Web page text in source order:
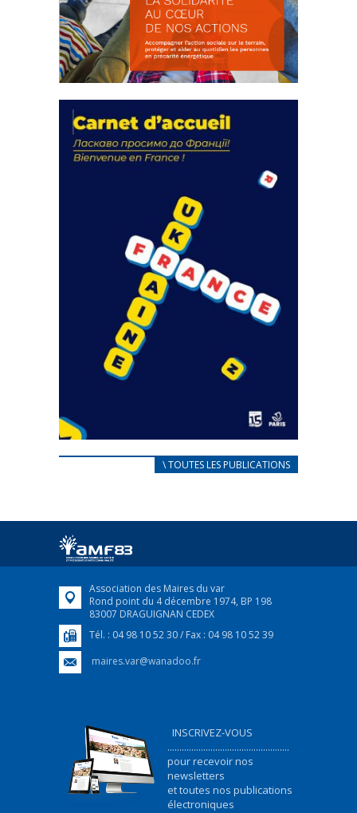
actions
18 septembre 2023
FEUILLETER
CARNET D’ACCUEIL
Afin d’accompagner au mieux les réfugiés
FEUILLETER
\ TOUTES LES PUBLICATIONS
Association des Maires du var
Rond point du 4 décembre 1974, BP 198
83007 DRAGUIGNAN CEDEX
Tél. : 04 98 10 52 30 / Fax : 04 98 10 52 39
maires.var@wanadoo.fr
INSCRIVEZ-VOUS
...................................................
pour recevoir nos
newsletters
et toutes nos publications
électroniques